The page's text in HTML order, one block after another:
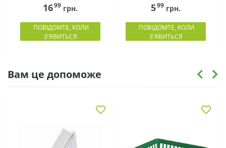
1699 грн.
ПОВІДОМТЕ, КОЛИ
З'ЯВИТЬСЯ
599 грн.
ПОВІДОМТЕ, КОЛИ
З'ЯВИТЬСЯ
Вам це допоможе